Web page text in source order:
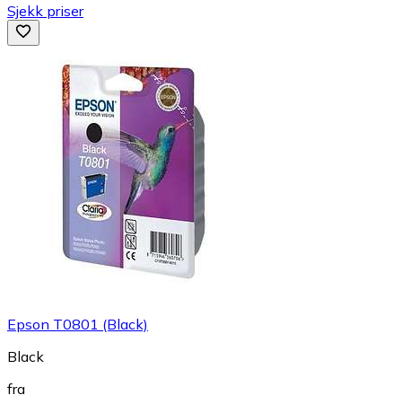
Sjekk priser
Epson T0801 (Black)
Black
fra